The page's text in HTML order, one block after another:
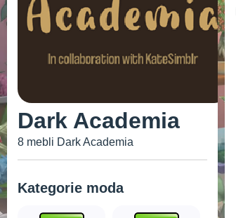
Dark Academia
8 mebli Dark Academia
Kategorie moda